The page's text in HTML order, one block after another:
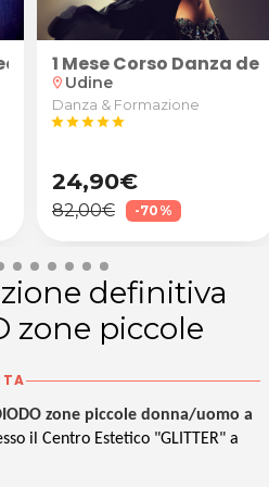
tartine e
1 Mese Corso Danza
location_on Udine
Danza & Formazione
starstarstarstarstar
24,90€
82,00€ -70%
definitiva
zone piccole
zone piccole donna/uomo a
il Centro Estetico "GLITTER" a